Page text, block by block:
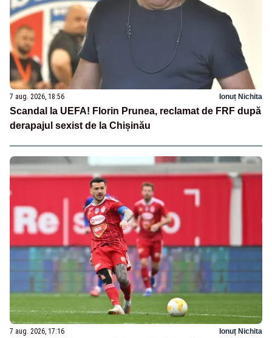
7 aug. 2026, 18:56 Ionuț Nichita
Scandal la UEFA! Florin Prunea, reclamat de FRF după
derapajul sexist de la Chișinău
7 aug. 2026, 17:16 Ionuț Nichita